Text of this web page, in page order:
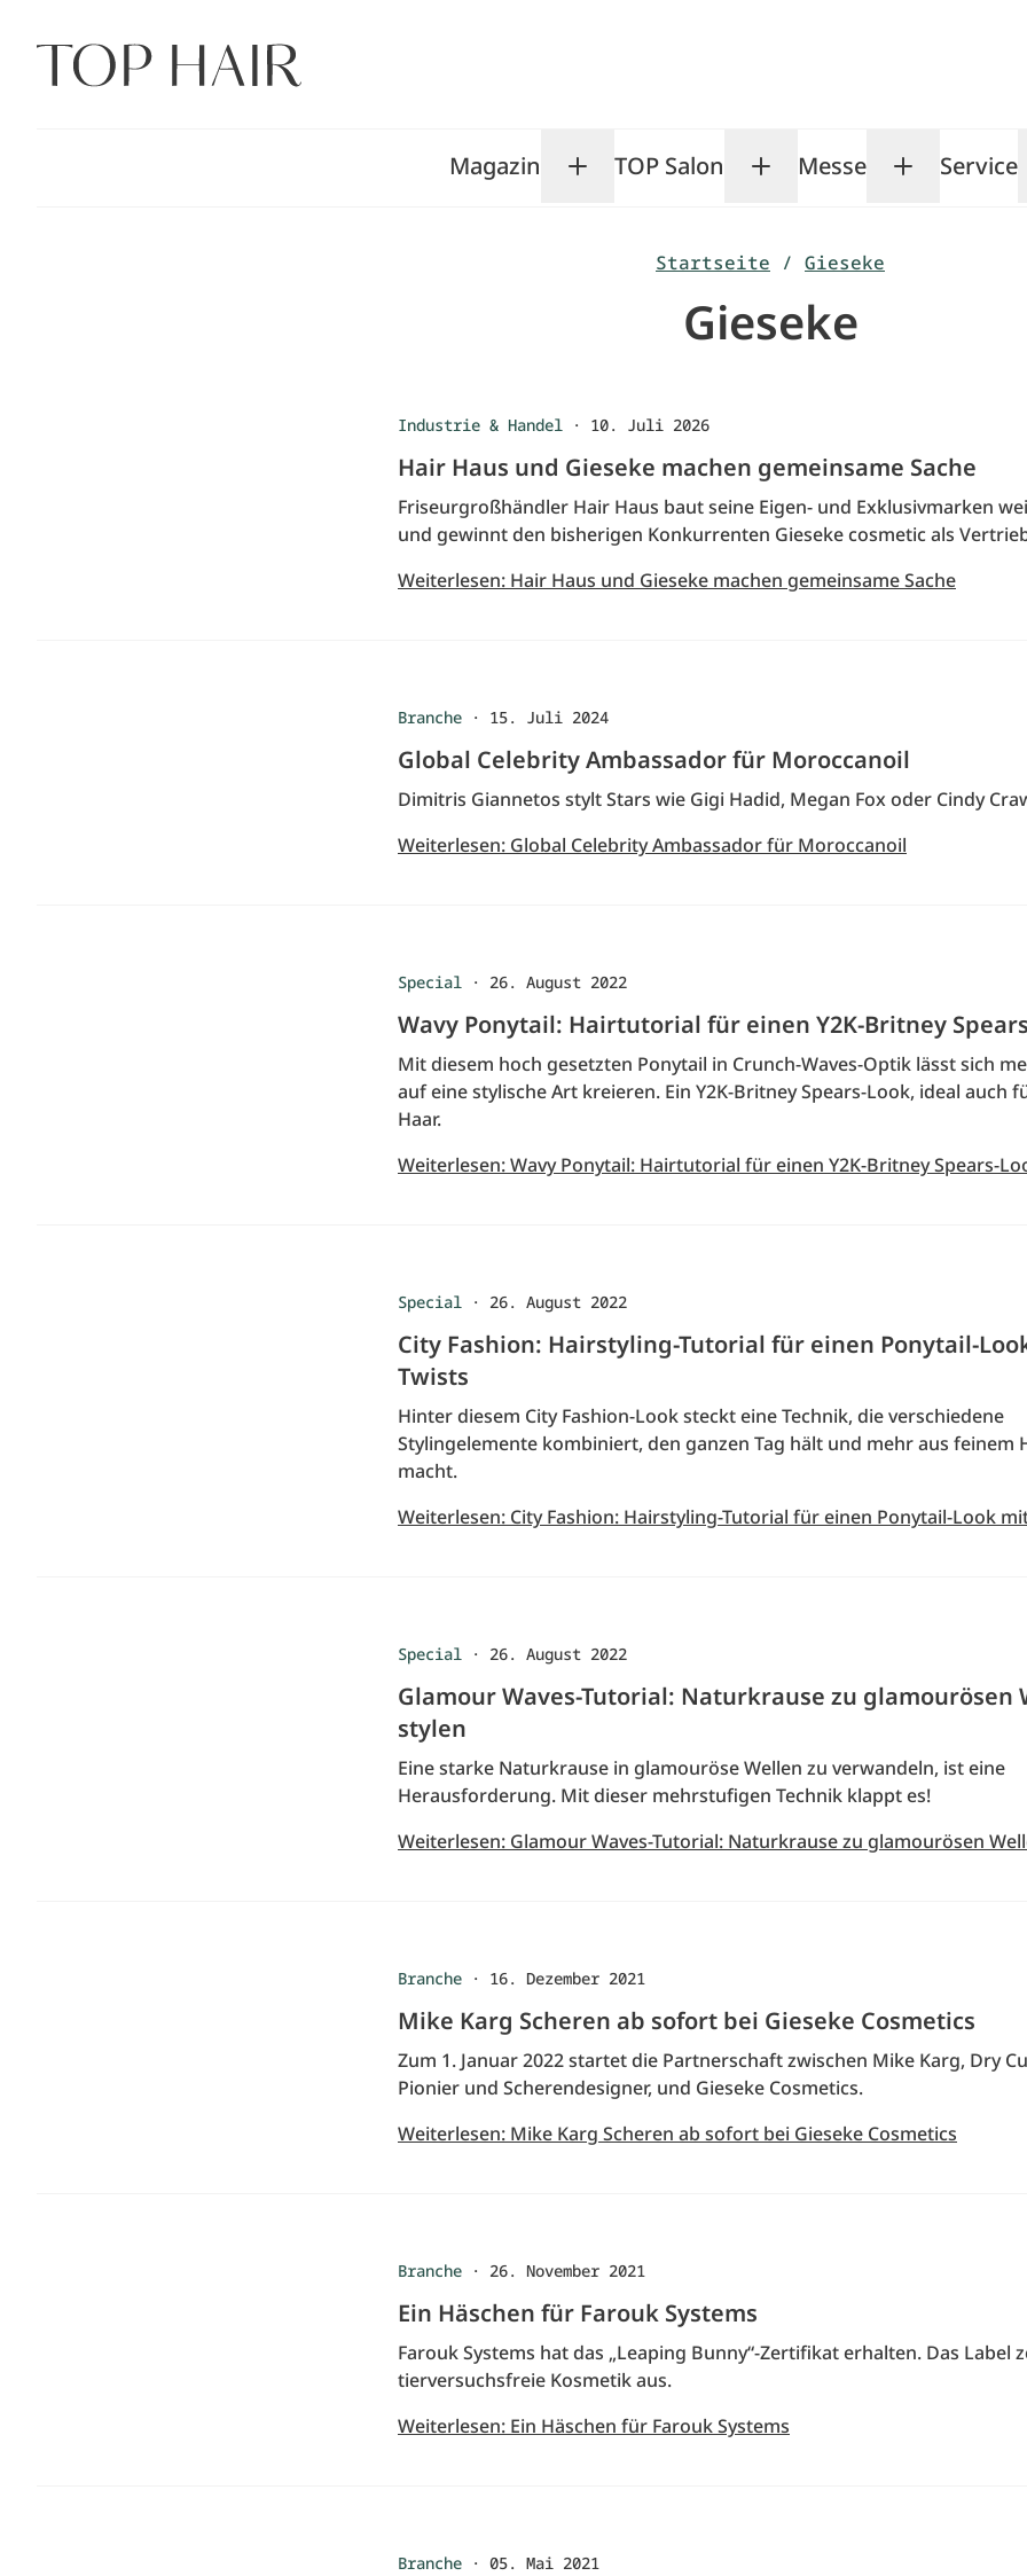
Inhalt
springen
Magazin Toggle Magazin submenu
TOP Salon Toggle TOP Salon
Messe ToggleService
Startseite / Gieseke
Gieseke
Industrie & Handel · 10. Juli 2026
Hair Haus und Gieseke machen gemeinsame Sache
Friseurgroßhändler Hair Haus baut seine Eigen- und Exklusivmarken
und gewinnt den bisherigen Konkurrenten Gieseke cosmetic als
Weiterlesen: Hair Haus und Gieseke machen gemeinsame Sache
Branche · 15. Juli 2024
Global Celebrity Ambassador für Moroccanoil
Dimitris Giannetos stylt Stars wie Gigi Hadid, Megan Fox oder Cindy
Weiterlesen: Global Celebrity Ambassador für Moroccanoil
Special · 26. August 2022
Wavy Ponytail: Hairtutorial für einen Y2K-Britney
Mit diesem hoch gesetzten Ponytail in Crunch-Waves-Optik lässt sich
auf eine stylische Art kreieren. Ein Y2K-Britney Spears-Look, ideal auch
Haar.
Weiterlesen: Wavy Ponytail: Hairtutorial für einen Y2K-Britney Spears-
Special · 26. August 2022
City Fashion: Hairstyling-Tutorial für einen Ponytail-
Twists
Hinter diesem City Fashion-Look steckt eine Technik, die verschiedene
Stylingelemente kombiniert, den ganzen Tag hält und mehr aus feinem
macht.
Weiterlesen: City Fashion: Hairstyling-Tutorial für einen Ponytail-Look
Special · 26. August 2022
Glamour Waves-Tutorial: Naturkrause zu glamourösen
stylen
Eine starke Naturkrause in glamouröse Wellen zu verwandeln, ist eine
Herausforderung. Mit dieser mehrstufigen Technik klappt es!
Weiterlesen: Glamour Waves-Tutorial: Naturkrause zu glamourösen
Branche · 16. Dezember 2021
Mike Karg Scheren ab sofort bei Gieseke Cosmetics
Zum 1. Januar 2022 startet die Partnerschaft zwischen Mike Karg, Dry
Pionier und Scherendesigner, und Gieseke Cosmetics.
Weiterlesen: Mike Karg Scheren ab sofort bei Gieseke Cosmetics
Branche · 26. November 2021
Ein Häschen für Farouk Systems
Farouk Systems hat das „Leaping Bunny“-Zertifikat erhalten. Das Label
tierversuchsfreie Kosmetik aus.
Weiterlesen: Ein Häschen für Farouk Systems
Branche · 05. Mai 2021